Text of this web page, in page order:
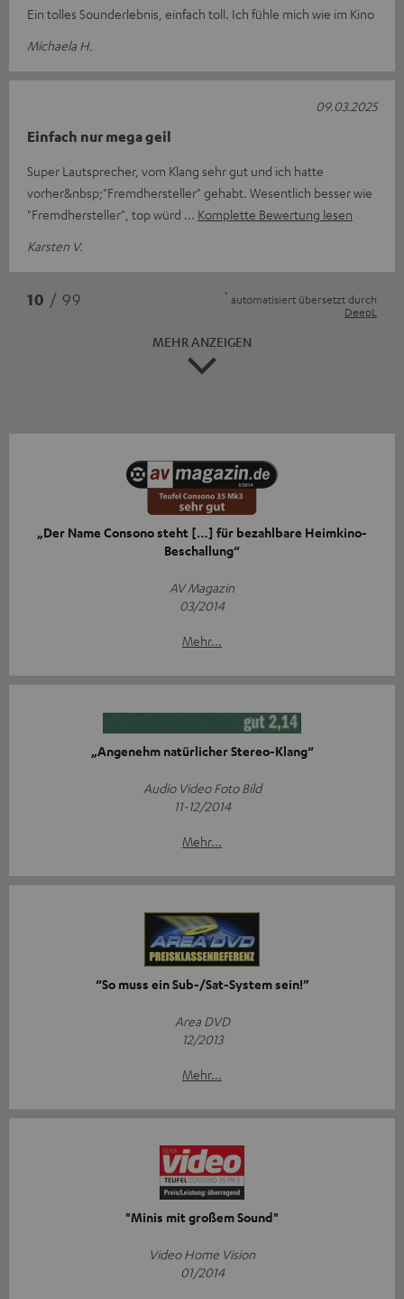
Ein tolles Sounderlebnis, einfach toll. Ich fühle mich wie im Kino
Michaela H.
Einfach nur mega geil
Super Lautsprecher, vom Klang sehr gut und ich hatte
vorher&nbsp;"Fremdhersteller" gehabt. Wesentlich besser wie
"Fremdhersteller", top würd
Komplette Bewertung lesen
Karsten V.
09.03.2025
10 / 99 * automatisiert übersetzt durch
DeepL
MEHR ANZEIGEN
„Der Name Consono steht […] für bezahlbare Heimkino-
Beschallung“
AV Magazin
03/2014
Mehr...
„Angenehm natürlicher Stereo-Klang“
Audio Video Foto Bild
11-12/2014
Mehr...
“So muss ein Sub-/Sat-System sein!”
Area DVD
12/2013
Mehr...
"Minis mit großem Sound"
Video Home Vision
01/2014